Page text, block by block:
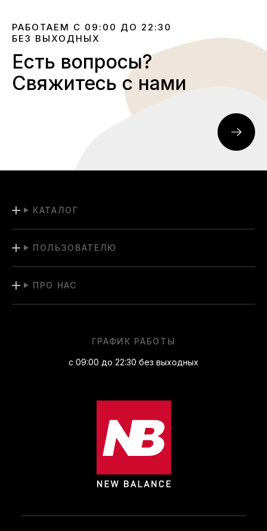
РАБОТАЕМ С 09:00 ДО 22:30
БЕЗ ВЫХОДНЫХ
Есть вопросы?
Свяжитесь с нами
КАТАЛОГ
ПОЛЬЗОВАТЕЛЮ
ПРО НАС
ГРАФИК РАБОТЫ
с 09:00 до 22:30 без выходных